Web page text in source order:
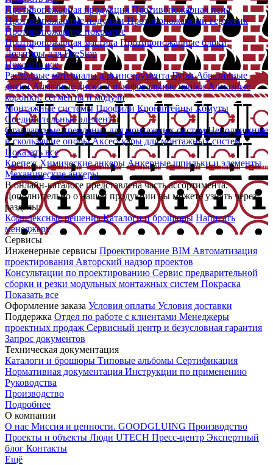
Противопожарная продукция Противопожарная пена
Противопожарные подушкиПротивопожарный герметик
Противопожарное покрытие
Противопожарная мастика Противопожарные блоки
Дозаторы для FireStop
Показать все
Расходные материалы для инструментаБурыАбразивные
дискиАлмазные диски и шлифовальные чашкиАлмазные
коронки, сегменты и модули
Монтажные системы Профили КронштейныХомуты
Соединительные элементы
Стандартные крепления для монтажных системНеподвижные
и скользящие опорыАксессуары для монтажных систем
Показать все
КрепежХимические анкеры Анкерные шпильки и элементы
Механические анкеры
В онлайн-каталоге представлена часть ассортимента.
Дополнительно о нашей продукции вы можете узнать через
разделы:
Комплексные решения Каталоги и брошюры Написать
менеджеру
Сервисы
Инженерные сервисы Проектирование BIM Автоматизация
проектирования Авторский надзор проектов
Консультации по проектированию Сервис предварительной
сборки и резки модульных монтажных систем Покраска
Показать все
Оформление заказа Условия оплаты Условия доставки
Поддержка Отдел по работе с клиентами Менеджеры
проектных продаж Сервисный центр и безусловная гарантия
Запрос документов
Техническая документация
Каталоги и брошюры Типовые альбомы Сертификация
Нормативная документация Инструкции по применению
Руководства
Производство
Подробнее
О компании
О нас Миссия и ценности. GOODGLUING Производство
Проекты и объекты Люди UTECH Пресс-центр Экспертный
блог Контакты
Ещё